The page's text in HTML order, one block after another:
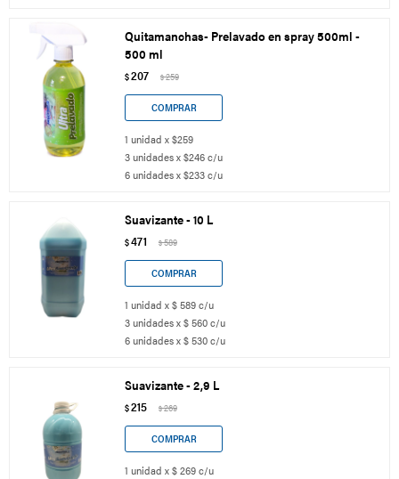
Quitamanchas- Prelavado en spray 500ml -
500 ml
$207 $259
1 unidad x $259
3 unidades x $246 c/u
6 unidades x $233 c/u
Suavizante - 10 L
$471 $589
1 unidad x $ 589 c/u
3 unidades x $ 560 c/u
6 unidades x $ 530 c/u
Suavizante - 2,9 L
$215 $269
1 unidad x $ 269 c/u